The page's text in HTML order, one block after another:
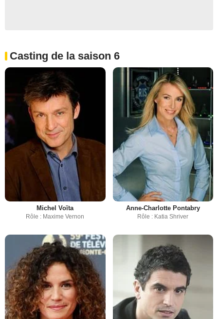
Casting de la saison 6
Michel Voïta
Rôle : Maxime Vernon
Anne-Charlotte Pontabry
Rôle : Katia Shriver